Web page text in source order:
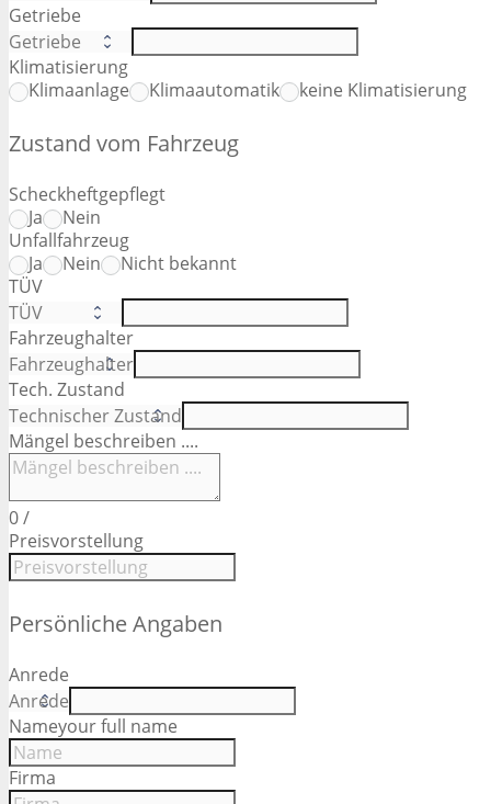
Getriebe
Klimatisierung
Klimaanlage
Klimaautomatik keine Klimatisierung
Zustand vom Fahrzeug
Scheckheftgepflegt
Ja
Nein
Unfallfahrzeug
Ja
Nein
Nicht bekannt
TÜV
Fahrzeughalter
Tech. Zustand
Mängel beschreiben ....
0/
Preisvorstellung
Persönliche Angaben
Anrede
Nameyour full name
Firma